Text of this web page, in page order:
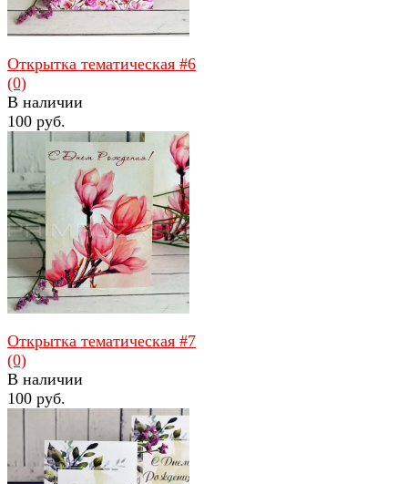
избранное сравнить
Открытка тематическая #6
(0)
В наличии
100 руб.
Открытка тематическая #7
(0)
В наличии
100 руб.